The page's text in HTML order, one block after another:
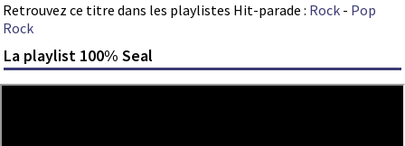
Retrouvez ce titre dans les playlistes Hit-parade : Rock - Pop
Rock
La playlist 100% Seal